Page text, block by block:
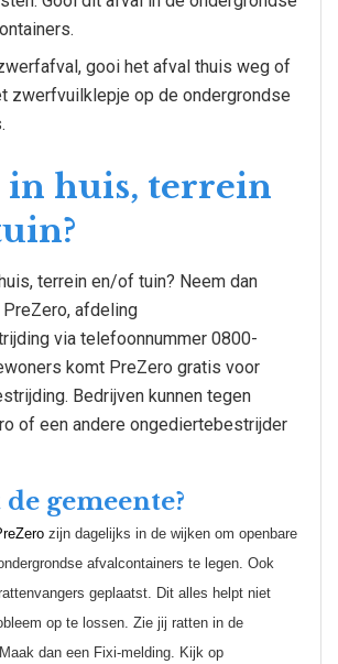
gooi het afval thuis weg of
zwerfvuilklepje op de ondergrondse
in huis, terrein
terrein en/of tuin? Neem dan
afdeling
via telefoonnummer 0800-
komt PreZero gratis voor
Bedrijven kunnen tegen
of een andere ongediertebestrijder
gemeente?
zijn dagelijks in de wijken om openbare
afvalcontainers te legen. Ook
geplaatst. Dit alles helpt niet
op te lossen. Zie jij ratten in de
dan een Fixi-melding. Kijk op